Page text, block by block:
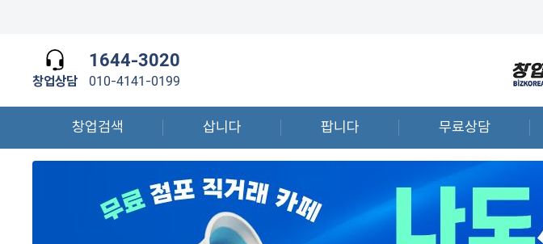
창업상담
1644-3020
010-4141-0199
창업검색 삽니다 팝니다 무료상담